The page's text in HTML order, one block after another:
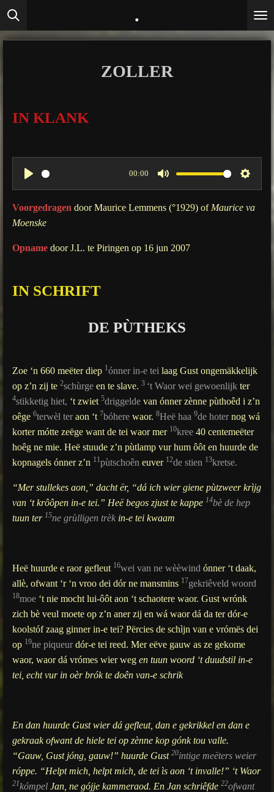
Ga
direct
naar
.
ZOLLER
IN KLANK
P
l
a
00:00
M
u
S
e
Voorgedragen door Maurice Lemmens (°1929) of Maurice va
Moenske
Opname door J.L. te Piringen op 16 jun 2007
IN SCHRIFT
DE PÙTHEKS
Zoe ‘n 660 meëter diep 1ónner in-e tei laag Gust ongemäkkelijk
op z’n zij te 2schùrge en te slave. 3 ‘t Waor wei gewoenlijk ter
4stikketig hiet, ‘t zwiet 5driggelde van ónner zènne pùthoêd i z’n
oêge 6terwèl teraon ‘t 7bóhere waor. 8Heë haa 9de hoternog wá
korter mótte zeëge want de tei waor mer 10kree 40 centemeëter
hoêg ne mie. Heë stuude z’n pùtlamp vur hum ôôt en huurde de
kopnagels ónner z’n 11pùtschoên euver 12de stien 13kretse.
“Mer stullekes aon,” dacht ër, “dá ich wier giene pùtzweer krìjg
van ‘t krôôpen in-e tei.” Heë begos zjust te kappe 14bè de hep
tuun ter 15ne grùlligen trèk in-e tei kwaam
Heë huurde e raor gefleut 16wei van ne wèèwind ónner ‘t daak,
allè, ofwant ‘r ‘n vroo dei dór ne mansmins 17gekriêveld woord
18moe ‘t nie mocht lui-ôôt aon ‘t schaotere waor. Gust wrónk
zich bè veul moete op z’n aner zij en wá waor dá da ter dór-e
koolstóf zaag ginner in-e tei? Përcies de schìjn van e vrómës dei
op 19ne piqueurdór-e tei reed. Mer eëve gauw as ze gekome
waor, waor dá vrómes wier weg en tuun woord ‘t duudstil in-e
tei, echt vur in oèr brók te doên van-e schrik
En dan huurde Gust wier dá gefleut, dan e gekrikkel en dan e
gekraak ofwant de hiele tei op zènne kop gónk tou valle.
“Gauw, Gust jóng, gauw!” huurde Gust 20intige meëters weier
róppe. “Helpt mich, helpt mich, de tei ìs aon ‘t invalle!” ‘t Waor
21kómpel Jan, ne gójje kammeraod. En Jan schriêfde 22ofwant